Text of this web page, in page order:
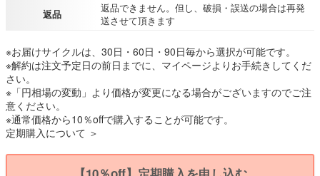
返品
返品できません。但し、破損・誤送の場合は再発
送させて頂きます
※お届けサイクルは、30日・60日・90日毎から選択が可能です。
※解約は注文予定日の前日までに、マイページよりお手続きしてくだ
さい。
※「円相場の変動」より価格が変更になる場合がございますのでご注
意ください。
※通常価格から10％offで購入することが可能です。
定期購入について ＞